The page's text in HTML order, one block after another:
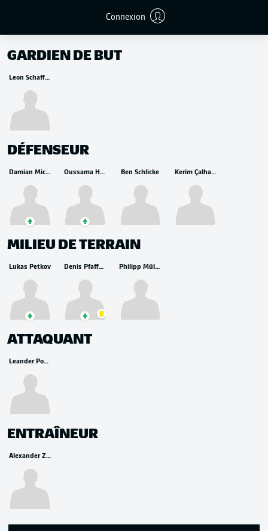
Connexion
REMPLAÇANTS
GARDIEN DE BUT
Leon Schaffran
DÉFENSEUR
Damian Michalski Oussama Haddadi Ben Schlicke Kerim Çalhanoğlu
MILIEU DE TERRAIN
Lukas Petkov Denis Pfaffenrot Philipp Müller
ATTAQUANT
Leander Popp
ENTRAÎNEUR
Alexander Zorniger